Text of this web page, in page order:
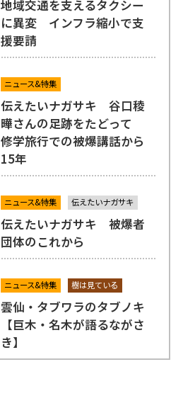
地域交通を支えるタクシー
に異変 インフラ縮小で支
援要請
ニュース&特集
伝えたいナガサキ 谷口稜
曄さんの足跡をたどって
修学旅行での被爆講話から
15年
ニュース&特集 伝えたいナガサキ
伝えたいナガサキ 被爆者
団体のこれから
ニュース&特集 樹は見ている
雲仙・タブワラのタブノキ
【巨木・名木が語るながさ
き】